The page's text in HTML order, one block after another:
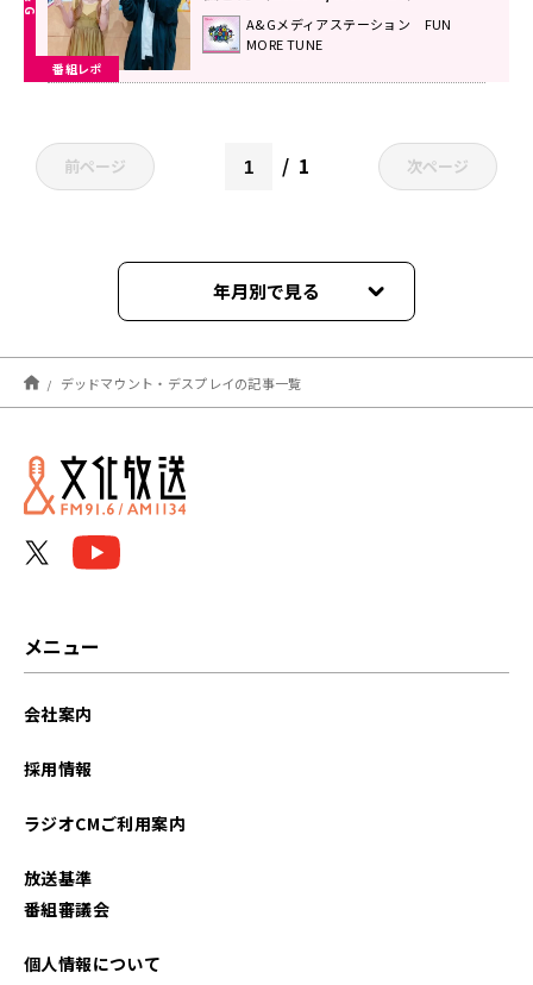
番組レポ
A&Gメディアステーション FUN
MORE TUNE
前ページ 1 次ページ
年月別で見る
2023年09月
デッドマウント・デスプレイの記事一覧
メニュー
会社案内
採用情報
ラジオCMご利用案内
放送基準
番組審議会
個人情報について